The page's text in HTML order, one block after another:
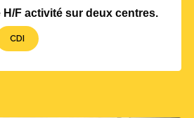
F activité sur deux centres.
CDI